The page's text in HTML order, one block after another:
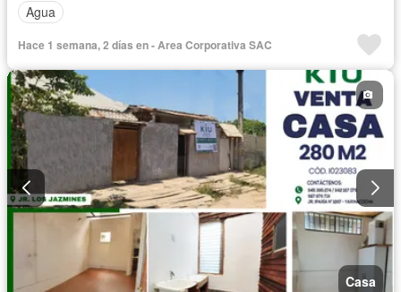
Agua
Hace 1 semana, 2 días en - Area Corporativa SAC
Casa